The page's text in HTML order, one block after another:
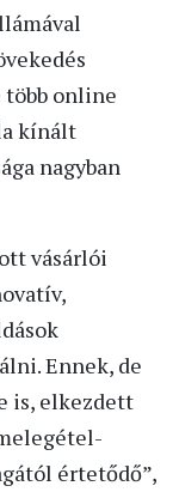
több online
kínált
nagyban
vásárlói
Ennek, de
is, elkezdett
értetődő”,